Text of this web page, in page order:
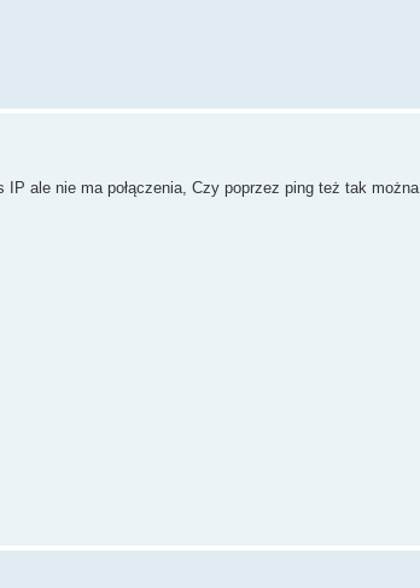
ale nie ma połączenia, Czy poprzez ping też tak można